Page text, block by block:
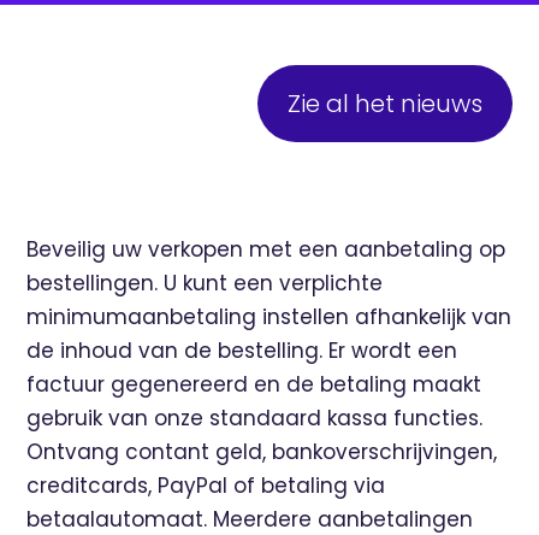
Zie al het nieuws
Beveilig uw verkopen met een aanbetaling op
bestellingen. U kunt een verplichte
minimumaanbetaling instellen afhankelijk van
de inhoud van de bestelling. Er wordt een
factuur gegenereerd en de betaling maakt
gebruik van onze standaard kassa functies.
Ontvang contant geld, bankoverschrijvingen,
creditcards, PayPal of betaling via
betaalautomaat. Meerdere aanbetalingen